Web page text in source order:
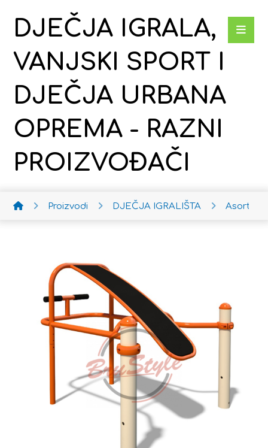
DJEČJA IGRALA,
VANJSKI SPORT I
DJEČJA URBANA
OPREMA - RAZNI
PROIZVOĐAČI
Proizvodi DJEČJA IGRALIŠTA